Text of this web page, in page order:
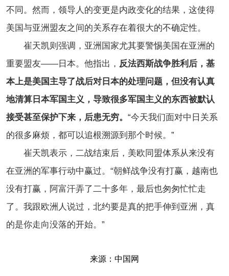
不同。然而，领导人的变更是内政变化的结果，这使得
美国与亚洲盟友之间的关系存在着很大的不确定性。
崔天凯则强调，亚洲国家尤其要警惕美国在亚洲的
重要盟友——日本。他指出， 反法西斯战争胜利后，基
本上是美国主导了战后对日本的处理问题，但没有认真
地清算日本军国主义，导致很多军国主义的东西被默认
接受甚至保护下来，后患无穷。 “今天我们面对中日关系
的很多麻烦，都可以追根溯源到那个时候。”
崔天凯表示，二战结束后，美欧同盟体系从来没有
在亚洲的军事行动中赢过。“朝鲜战争没有打赢，越南也
没有打赢，阿富汗弄了二十多年，最后也匆匆忙忙走
了。我跟欧洲人说过，北约要是真的把手伸到亚洲，真
的是你走向没落的开始。”
来源：中国网